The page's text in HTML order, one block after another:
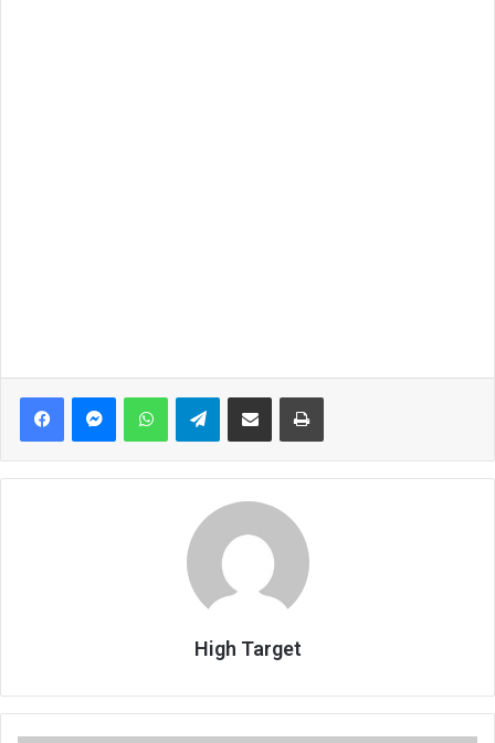
FacebookMessengerWhatsAppTelegramShare via Email Print
High Target